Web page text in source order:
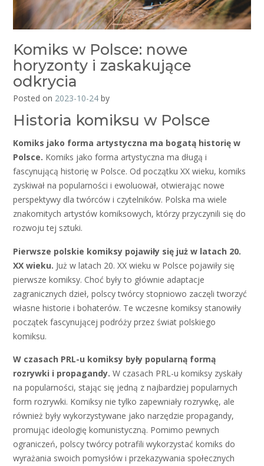
Komiks w Polsce: nowe
horyzonty i zaskakujące
odkrycia
Posted on 2023-10-24 by
Historia komiksu w Polsce
Komiks jako forma artystyczna ma bogatą historię w
Polsce. Komiks jako forma artystyczna ma długą i
fascynującą historię w Polsce. Od początku XX wieku, komiks
zyskiwał na popularności i ewoluował, otwierając nowe
perspektywy dla twórców i czytelników. Polska ma wiele
znakomitych artystów komiksowych, którzy przyczynili się do
rozwoju tej sztuki.
Pierwsze polskie komiksy pojawiły się już w latach 20.
XX wieku. Już w latach 20. XX wieku w Polsce pojawiły się
pierwsze komiksy. Choć były to głównie adaptacje
zagranicznych dzieł, polscy twórcy stopniowo zaczęli tworzyć
własne historie i bohaterów. Te wczesne komiksy stanowiły
początek fascynującej podróży przez świat polskiego
komiksu.
W czasach PRL-u komiksy były popularną formą
rozrywki i propagandy. W czasach PRL-u komiksy zyskały
na popularności, stając się jedną z najbardziej popularnych
form rozrywki. Komiksy nie tylko zapewniały rozrywkę, ale
również były wykorzystywane jako narzędzie propagandy,
promując ideologię komunistyczną. Pomimo pewnych
ograniczeń, polscy twórcy potrafili wykorzystać komiks do
wyrażania swoich pomysłów i przekazywania społecznych